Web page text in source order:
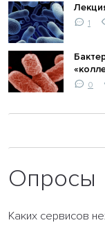
1
0
Опросы
Каких сервисов